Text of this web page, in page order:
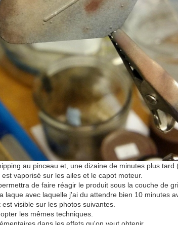
au pinceau et, une dizaine de minutes plus tard
vaporisé sur les ailes et le capot moteur.
de faire réagir le produit sous la couche de
avec laquelle j'ai du attendre bien 10 minutes
visible sur les photos suivantes.
les mêmes techniques.